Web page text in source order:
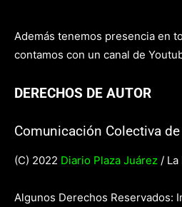
Además tenemos presencia en
contamos con un canal de
DERECHOS DE AUTOR
Comunicación Colectiva
(C) 2022 Diario Plaza Juárez / La
Algunos Derechos Reservados: